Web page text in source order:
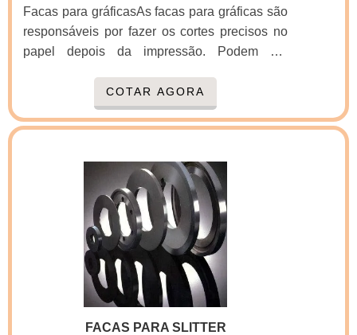
Facas para gráficasAs facas para gráficas são
responsáveis por fazer os cortes precisos no
papel depois da impressão. Podem ser
personalizada, de acordo com a necessidade
de cada cliente e sua aplicação.Cuidados no
processo de afiaçãoÉ bem comum no
longas e com fio de corte que termina em zero,
como as facas gráficas, que se ouçam
reclamações de que a faca está empenada ou
com barriga.Isso pode ocorrer em afiações mal
COTAR AGORA
FACAS PARA SLITTER